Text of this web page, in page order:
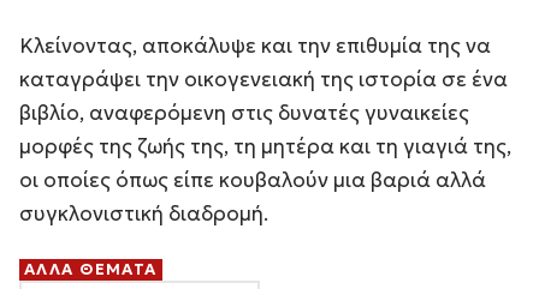
Κλείνοντας, αποκάλυψε και την επιθυμία της να
καταγράψει την οικογενειακή της ιστορία σε ένα
βιβλίο, αναφερόμενη στις δυνατές γυναικείες
μορφές της ζωής της, τη μητέρα και τη γιαγιά της,
οι οποίες όπως είπε κουβαλούν μια βαριά αλλά
συγκλονιστική διαδρομή.
ΑΛΛΑ ΘΕΜΑΤΑ